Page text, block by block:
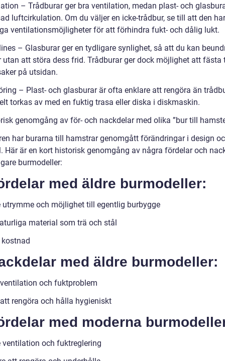
– Trådburar ger bra ventilation, medan plast- och
luftcirkulation. Om du väljer en icke-trådbur, se till att den har
ventilationsmöjligheter för att förhindra fukt- och dålig lukt.
– Glasburar ger en tydligare synlighet, så att du kan
utan att störa dess frid. Trådburar ger dock möjlighet att fästa
på utsidan.
– Plast- och glasburar är ofta enklare att rengöra än
torkas av med en fuktig trasa eller diska i diskmaskin.
genomgång av för- och nackdelar med olika ”bur till
har burarna till hamstrar genomgått förändringar i design
Här är en kort historisk genomgång av några fördelar och
burmodeller:
med äldre burmodeller:
utrymme och möjlighet till egentlig burbygge
material som trä och stål
med äldre burmodeller:
och fuktproblem
rengöra och hålla hygieniskt
med moderna
ventilation och fuktreglering